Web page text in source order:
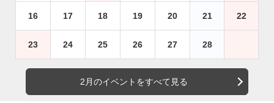
16 17 18 19 20 21 22
23 24 25 26 27 28
2月のイベントをすべて見る